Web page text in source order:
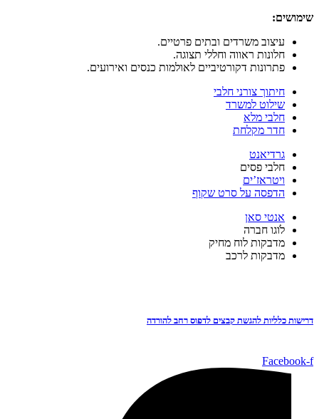
שימושים:
עיצוב משרדים ובתים פרטיים.
חלונות ראווה וחללי תצוגה.
פתרונות דקורטיביים לאולמות כנסים ואירועים.
חיתוך צורני חלבי
שילוט למשרד
חלבי מלא
חדר מקלחת
גרדיאנט
חלבי פסים
ויטראז’ים
הדפסה על סרט שקוף
אנטי סאן
לֹוגו חברה
מדבקות לוח מחיק
מדבקות לרכב
דרישות כלליות להגשת קבצים לדפוס רחב להורדה
Facebook-f